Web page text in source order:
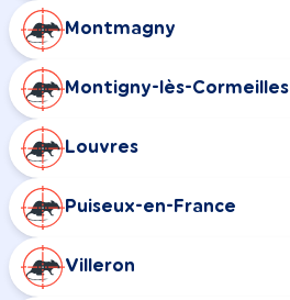
Montmagny
Montigny-lès-Cormeilles
Louvres
Puiseux-en-France
Villeron